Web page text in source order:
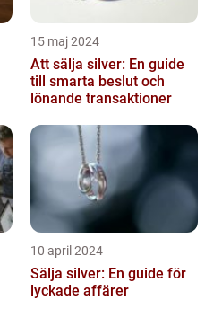
15 maj 2024
Att sälja silver: En guide
till smarta beslut och
lönande transaktioner
10 april 2024
Sälja silver: En guide för
lyckade affärer